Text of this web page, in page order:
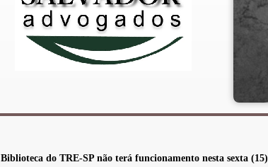
Biblioteca do TRE-SP não terá funcionamento nesta sexta (15)